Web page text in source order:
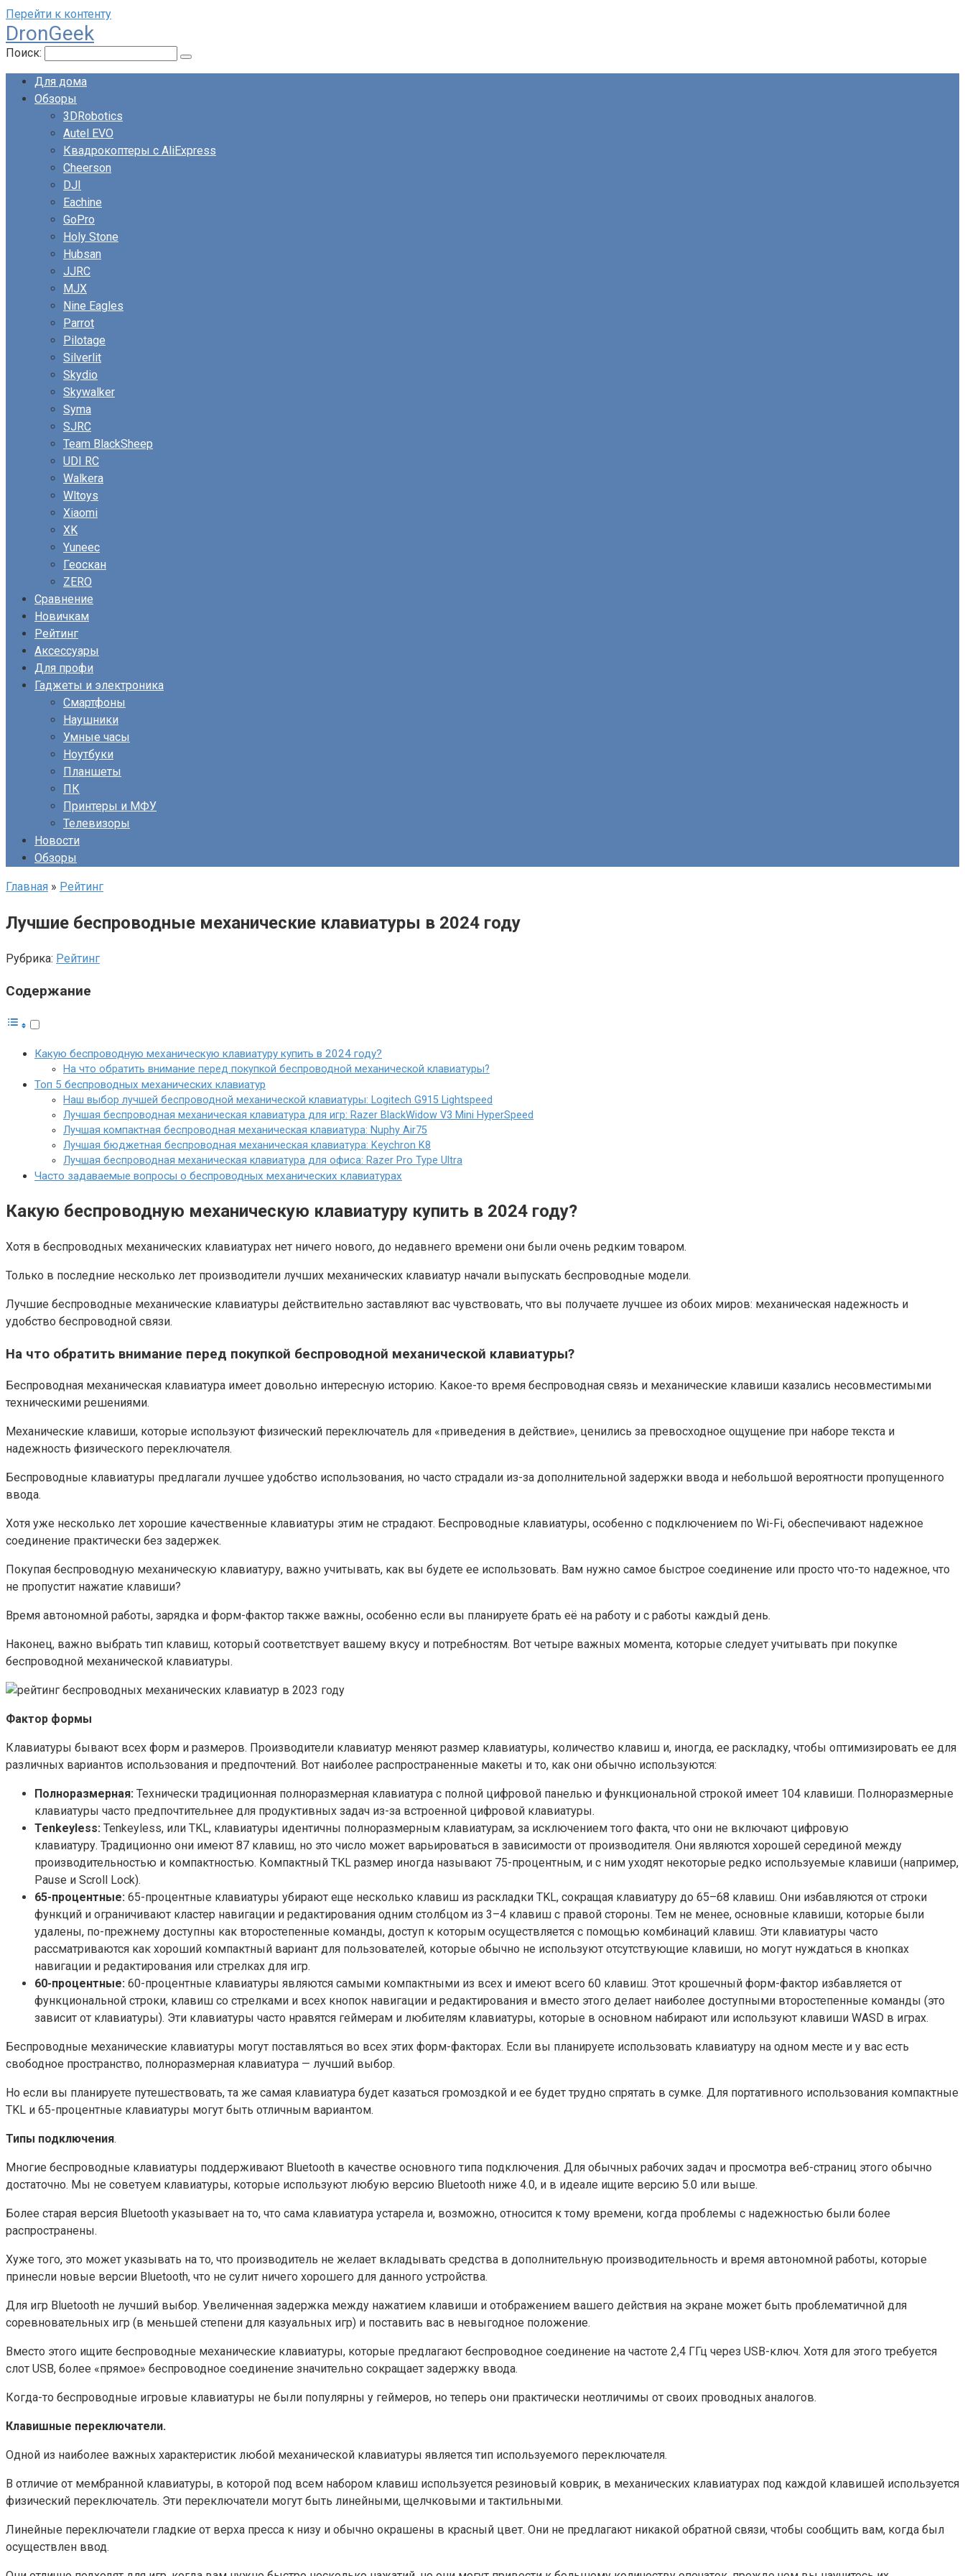
Перейти к контенту
DronGeek
Поиск:
Для дома
Обзоры
3DRobotics
Autel EVO
Квадрокоптеры с AliExpress
Cheerson
DJI
Eachine
GoPro
Holy Stone
Hubsan
JJRC
MJX
Nine Eagles
Parrot
Pilotage
Silverlit
Skydio
Skywalker
Syma
SJRC
Team BlackSheep
UDI RC
Walkera
Wltoys
Xiaomi
XK
Yuneec
Геоскан
ZERO
Сравнение
Новичкам
Рейтинг
Аксессуары
Для профи
Гаджеты и электроника
Смартфоны
Наушники
Умные часы
Ноутбуки
Планшеты
ПК
Принтеры и МФУ
Телевизоры
Новости
Обзоры
Главная » Рейтинг
Лучшие беспроводные механические клавиатуры в 2024 году
Рубрика: Рейтинг
Содержание
Какую беспроводную механическую клавиатуру купить в 2024 году?
На что обратить внимание перед покупкой беспроводной механической клавиатуры?
Топ 5 беспроводных механических клавиатур
Наш выбор лучшей беспроводной механической клавиатуры: Logitech G915 Lightspeed
Лучшая беспроводная механическая клавиатура для игр: Razer BlackWidow V3 Mini HyperSpeed
Лучшая компактная беспроводная механическая клавиатура: Nuphy Air75
Лучшая бюджетная беспроводная механическая клавиатура: Keychron K8
Лучшая беспроводная механическая клавиатура для офиса: Razer Pro Type Ultra
Часто задаваемые вопросы о беспроводных механических клавиатурах
Какую беспроводную механическую клавиатуру купить в 2024 году?
Хотя в беспроводных механических клавиатурах нет ничего нового, до недавнего времени они были очень редким товаром.
Только в последние несколько лет производители лучших механических клавиатур начали выпускать беспроводные модели.
Лучшие беспроводные механические клавиатуры действительно заставляют вас чувствовать, что вы получаете лучшее из обоих миров: механическая надежность и
удобство беспроводной связи.
На что обратить внимание перед покупкой беспроводной механической клавиатуры?
Беспроводная механическая клавиатура имеет довольно интересную историю. Какое-то время беспроводная связь и механические клавиши казались несовместимыми
техническими решениями.
Механические клавиши, которые используют физический переключатель для «приведения в действие», ценились за превосходное ощущение при наборе текста и
надежность физического переключателя.
Беспроводные клавиатуры предлагали лучшее удобство использования, но часто страдали из-за дополнительной задержки ввода и небольшой вероятности пропущенного
ввода.
Хотя уже несколько лет хорошие качественные клавиатуры этим не страдают. Беспроводные клавиатуры, особенно с подключением по Wi-Fi, обеспечивают надежное
соединение практически без задержек.
Покупая беспроводную механическую клавиатуру, важно учитывать, как вы будете ее использовать. Вам нужно самое быстрое соединение или просто что-то надежное, что
не пропустит нажатие клавиши?
Время автономной работы, зарядка и форм-фактор также важны, особенно если вы планируете брать её на работу и с работы каждый день.
Наконец, важно выбрать тип клавиш, который соответствует вашему вкусу и потребностям. Вот четыре важных момента, которые следует учитывать при покупке
беспроводной механической клавиатуры.
Фактор формы
Клавиатуры бывают всех форм и размеров. Производители клавиатур меняют размер клавиатуры, количество клавиш и, иногда, ее раскладку, чтобы оптимизировать ее для
различных вариантов использования и предпочтений. Вот наиболее распространенные макеты и то, как они обычно используются:
Полноразмерная: Технически традиционная полноразмерная клавиатура с полной цифровой панелью и функциональной строкой имеет 104 клавиши. Полноразмерные
клавиатуры часто предпочтительнее для продуктивных задач из-за встроенной цифровой клавиатуры.
Tenkeyless: Tenkeyless, или TKL, клавиатуры идентичны полноразмерным клавиатурам, за исключением того факта, что они не включают цифровую
клавиатуру. Традиционно они имеют 87 клавиш, но это число может варьироваться в зависимости от производителя. Они являются хорошей серединой между
производительностью и компактностью. Компактный TKL размер иногда называют 75-процентным, и с ним уходят некоторые редко используемые клавиши (например,
Pause и Scroll Lock).
65-процентные: 65-процентные клавиатуры убирают еще несколько клавиш из раскладки TKL, сокращая клавиатуру до 65–68 клавиш. Они избавляются от строки
функций и ограничивают кластер навигации и редактирования одним столбцом из 3–4 клавиш с правой стороны. Тем не менее, основные клавиши, которые были
удалены, по-прежнему доступны как второстепенные команды, доступ к которым осуществляется с помощью комбинаций клавиш. Эти клавиатуры часто
рассматриваются как хороший компактный вариант для пользователей, которые обычно не используют отсутствующие клавиши, но могут нуждаться в кнопках
навигации и редактирования или стрелках для игр.
60-процентные: 60-процентные клавиатуры являются самыми компактными из всех и имеют всего 60 клавиш. Этот крошечный форм-фактор избавляется от
функциональной строки, клавиш со стрелками и всех кнопок навигации и редактирования и вместо этого делает наиболее доступными второстепенные команды (это
зависит от клавиатуры). Эти клавиатуры часто нравятся геймерам и любителям клавиатуры, которые в основном набирают или используют клавиши WASD в играх.
Беспроводные механические клавиатуры могут поставляться во всех этих форм-факторах. Если вы планируете использовать клавиатуру на одном месте и у вас есть
свободное пространство, полноразмерная клавиатура — лучший выбор.
Но если вы планируете путешествовать, та же самая клавиатура будет казаться громоздкой и ее будет трудно спрятать в сумке. Для портативного использования компактные
TKL и 65-процентные клавиатуры могут быть отличным вариантом.
Типы подключения.
Многие беспроводные клавиатуры поддерживают Bluetooth в качестве основного типа подключения. Для обычных рабочих задач и просмотра веб-страниц этого обычно
достаточно. Мы не советуем клавиатуры, которые используют любую версию Bluetooth ниже 4.0, и в идеале ищите версию 5.0 или выше.
Более старая версия Bluetooth указывает на то, что сама клавиатура устарела и, возможно, относится к тому времени, когда проблемы с надежностью были более
распространены.
Хуже того, это может указывать на то, что производитель не желает вкладывать средства в дополнительную производительность и время автономной работы, которые
принесли новые версии Bluetooth, что не сулит ничего хорошего для данного устройства.
Для игр Bluetooth не лучший выбор. Увеличенная задержка между нажатием клавиши и отображением вашего действия на экране может быть проблематичной для
соревновательных игр (в меньшей степени для казуальных игр) и поставить вас в невыгодное положение.
Вместо этого ищите беспроводные механические клавиатуры, которые предлагают беспроводное соединение на частоте 2,4 ГГц через USB-ключ. Хотя для этого требуется
слот USB, более «прямое» беспроводное соединение значительно сокращает задержку ввода.
Когда-то беспроводные игровые клавиатуры не были популярны у геймеров, но теперь они практически неотличимы от своих проводных аналогов.
Клавишные переключатели.
Одной из наиболее важных характеристик любой механической клавиатуры является тип используемого переключателя.
В отличие от мембранной клавиатуры, в которой под всем набором клавиш используется резиновый коврик, в механических клавиатурах под каждой клавишей используется
физический переключатель. Эти переключатели могут быть линейными, щелчковыми и тактильными.
Линейные переключатели гладкие от верха пресса к низу и обычно окрашены в красный цвет. Они не предлагают никакой обратной связи, чтобы сообщить вам, когда был
осуществлен ввод.